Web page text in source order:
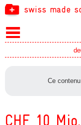
swiss made
Ce
CHF 10